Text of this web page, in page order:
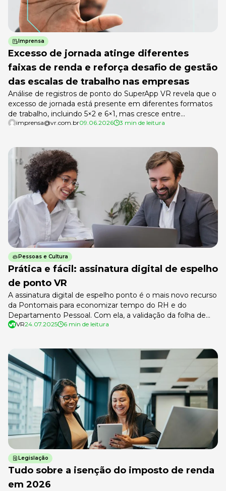
Imprensa
Excesso de jornada atinge diferentes
faixas de renda e reforça desafio de gestão
das escalas de trabalho nas empresas
Análise de registros de ponto do SuperApp VR revela que o
excesso de jornada está presente em diferentes formatos
de trabalho, incluindo 5×2 e 6×1, mas cresce entre
trabalhadores de renda mais baixa Levantamento da VR,
[…]
imprensa@vr.com.br09.06.2026 3 min de leitura
Pessoas e Cultura
Prática e fácil: assinatura digital de espelho
de ponto VR
A assinatura digital de espelho ponto é o mais novo recurso
da Pontomais para economizar tempo do RH e do
Departamento Pessoal. Com ela, a validação da folha de
ponto é automática. Saiba mais!
VR24.07.2025 6 min de leitura
Legislação
Tudo sobre a isenção do imposto de renda
em 2026